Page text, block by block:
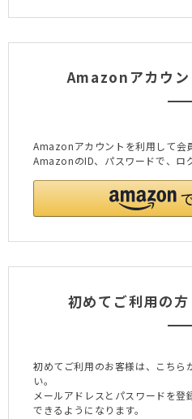
Amazonアカウ
Amazonアカウントを利用して会
AmazonのID、パスワードで、ロ
初めてご利用の
初めてご利用のお客様は、こちら
い。
メールアドレスとパスワードを
できるようになります。